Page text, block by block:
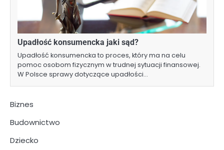
Upadłość konsumencka jaki sąd?
Upadłość konsumencka to proces, który ma na celu
pomoc osobom fizycznym w trudnej sytuacji finansowej.
W Polsce sprawy dotyczące upadłości…
Biznes
Budownictwo
Dziecko